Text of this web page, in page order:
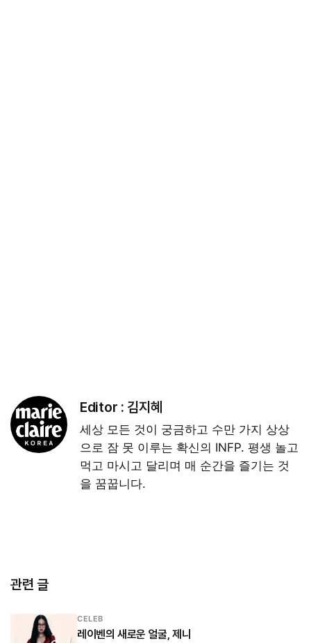
Editor : 김지혜
세상 모든 것이 궁금하고 수만 가지 상상
으로 잠 못 이루는 확신의 INFP. 평생 놀고
먹고 마시고 달리며 매 순간을 즐기는 것
을 꿈꿉니다.
관련 글
CELEB
레이벤의 새로운 얼굴, 제니